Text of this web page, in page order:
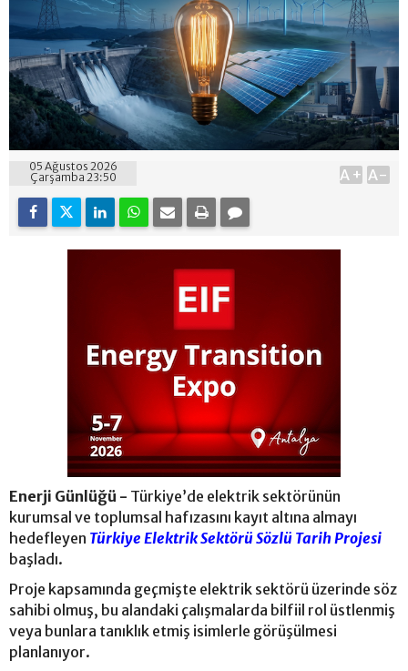
05 Ağustos 2026
Çarşamba 23:50
A+ A-
Enerji Günlüğü - Türkiye’de elektrik sektörünün
kurumsal ve toplumsal hafızasını kayıt altına almayı
hedefleyen Türkiye Elektrik Sektörü Sözlü Tarih Projesi
başladı.
Proje kapsamında geçmişte elektrik sektörü üzerinde söz
sahibi olmuş, bu alandaki çalışmalarda bilfiil rol üstlenmiş
veya bunlara tanıklık etmiş isimlerle görüşülmesi
planlanıyor.